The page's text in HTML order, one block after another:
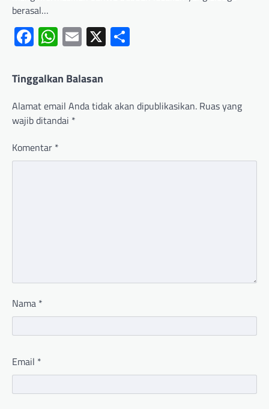
berasal…
Facebook
WhatsApp
Email
X
Tinggalkan Balasan
Alamat email Anda tidak akan dipublikasikan. Ruas yang
wajib ditandai *
Komentar *
Nama *
Email *